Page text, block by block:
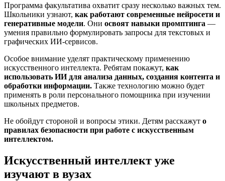
Программа факультатива охватит сразу несколько важных тем.
Школьники узнают, как работают современные нейросети и
генеративные модели. Они освоят навыки промптинга —
умения правильно формулировать запросы для текстовых и
графических ИИ-сервисов.
Особое внимание уделят практическому применению
искусственного интеллекта. Ребятам покажут, как
использовать ИИ для анализа данных, создания контента и
обработки информации. Также технологию можно будет
применять в роли персонального помощника при изучении
школьных предметов.
Не обойдут стороной и вопросы этики. Детям расскажут о
правилах безопасности при работе с искусственным
интеллектом.
Искусственный интеллект уже
изучают в вузах